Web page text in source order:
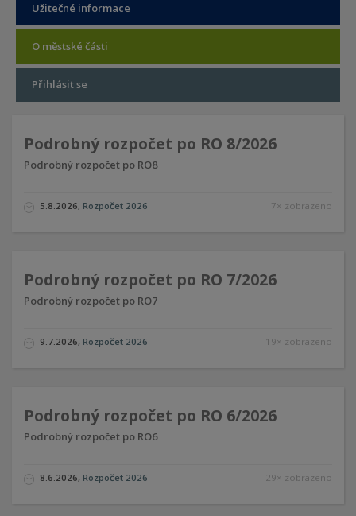
Užitečné informace
O městské části
Přihlásit se
Podrobný rozpočet po RO 8/2026
Podrobný rozpočet po RO8
7× zobrazeno
5.8.2026, Rozpočet 2026
Podrobný rozpočet po RO 7/2026
Podrobný rozpočet po RO7
19× zobrazeno
9.7.2026, Rozpočet 2026
Podrobný rozpočet po RO 6/2026
Podrobný rozpočet po RO6
29× zobrazeno
8.6.2026, Rozpočet 2026